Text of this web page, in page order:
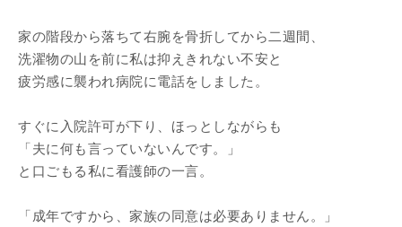
家の階段から落ちて右腕を骨折してから二週間、
洗濯物の山を前に私は抑えきれない不安と
疲労感に襲われ病院に電話をしました。
すぐに入院許可が下り、ほっとしながらも
「夫に何も言っていないんです。」
と口ごもる私に看護師の一言。
「成年ですから、家族の同意は必要ありません。」